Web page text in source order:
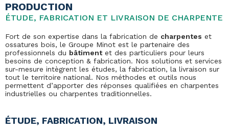
PRODUCTION
ÉTUDE, FABRICATION ET LIVRAISON DE CHARPENTE
Fort de son expertise dans la fabrication de charpentes et
ossatures bois, le Groupe Minot est le partenaire des
professionnels du bâtimentet des particuliers pour leurs
besoins de conception & fabrication. Nos solutions et services
sur-mesure intègrent les études, la fabrication, la livraison sur
tout le territoire national. Nos méthodes et outils nous
permettent d’apporter des réponses qualifiées en charpentes
industrielles ou charpentes traditionnelles.
ÉTUDE, FABRICATION, LIVRAISON